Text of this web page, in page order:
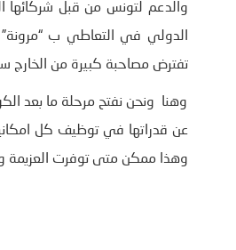
والدعم لتونس من قبل شركائها
الدولي في التعاطي ب “مرونة”
تفترض مصاحبة كبيرة من الخارج
وهنا ونحن نفتح مرحلة ما بعد
عن قدراتها في توظيف كل
وهذا ممكن متى توفرت العزيمة